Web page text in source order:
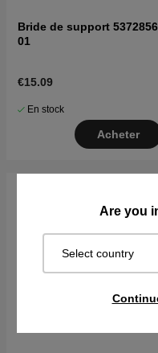
Are you
Select country
Bride de support
01
€15.09
En stock
Acheter